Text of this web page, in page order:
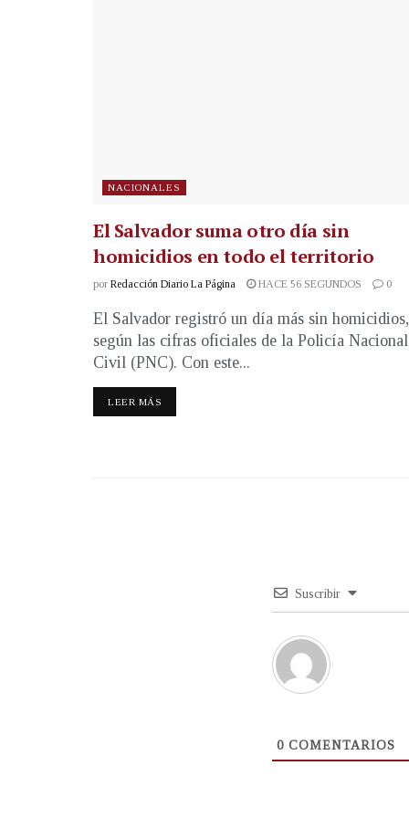
NACIONALES
El Salvador suma otro día sin
homicidios en todo el territorio
por Redacción Diario La Página HACE 56 SEGUNDOS 0
El Salvador registró un día más sin homicidios,
según las cifras oficiales de la Policía Nacional
Civil (PNC). Con este...
LEER MÁS
Suscribir
0 COMENTARIOS